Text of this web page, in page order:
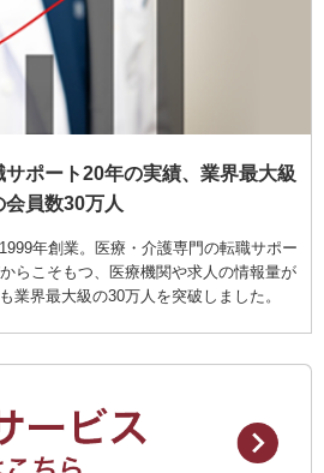
サポート20年の実績、業界最大級
会員数30万人
年創業。医療・介護専門の転職サポー
らこそもつ、医療機関や求人の情報量が
業界最大級の30万人を突破しました。